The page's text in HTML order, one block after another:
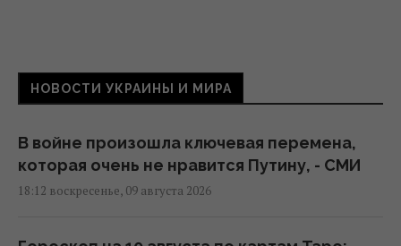
НОВОСТИ УКРАИНЫ И МИРА
В войне произошла ключевая перемена,
которая очень не нравится Путину, - СМИ
18:12 воскресенье, 09 августа 2026